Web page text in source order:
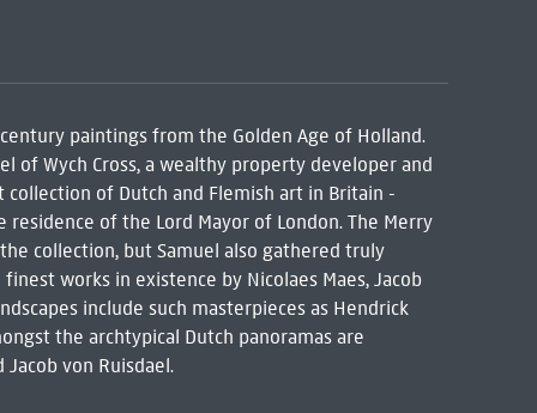
paintings from the Golden Age of Holland.
of Wych Cross, a wealthy property developer and
of Dutch and Flemish art in Britain -
of the Lord Mayor of London. The Merry
collection, but Samuel also gathered truly
works in existence by Nicolaes Maes, Jacob
include such masterpieces as Hendrick
the archtypical Dutch panoramas are
von Ruisdael.